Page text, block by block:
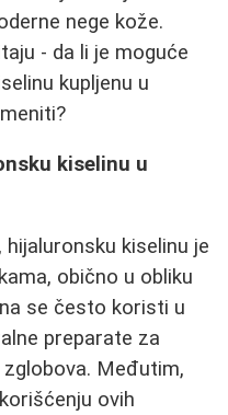
nege kože.
- da li je moguće
kupljenu u
kiselinu u
kiselinu je
obično u obliku
se često koristi u
preparate za
Međutim,
ovih